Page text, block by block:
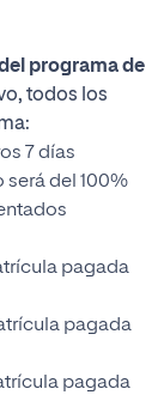
programa de
todos los
7 días
será del 100%
pagada
pagada
pagada